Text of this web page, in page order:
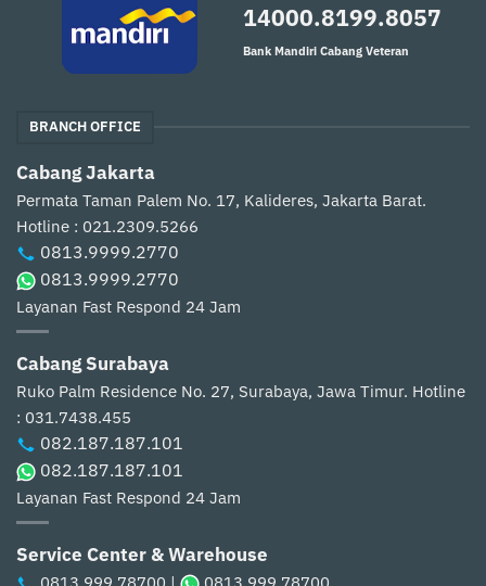
14000.8199.8057
Bank Mandiri Cabang Veteran
BRANCH OFFICE
Cabang Jakarta
Permata Taman Palem No. 17, Kalideres, Jakarta Barat.
Hotline : 021.2309.5266
0813.9999.2770
0813.9999.2770
Layanan Fast Respond 24 Jam
Cabang Surabaya
Ruko Palm Residence No. 27, Surabaya, Jawa Timur. Hotline
: 031.7438.455
082.187.187.101
082.187.187.101
Layanan Fast Respond 24 Jam
Service Center & Warehouse